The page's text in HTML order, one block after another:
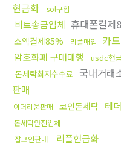
현금화
sol구입
비트송금업체 휴대폰결제
소액결제85% 리플매입 카
암호화폐 구매대행
usdc현
돈세탁최저수수료
국내거래
판매
이더리움판매 코인돈세탁 테
돈세탁안전업체
잡코인판매
리플현금화